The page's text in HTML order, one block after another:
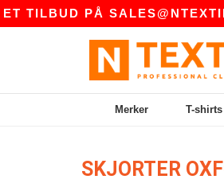
TILBUD PÅ
Merker T-shirts
SKJORTER